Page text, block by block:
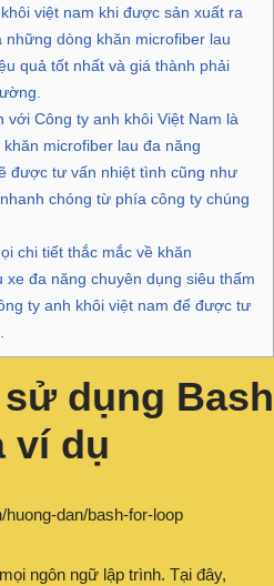
việt nam khi được sản xuất ra
dòng khăn microfiber lau
quả tốt nhất và giá thành phải
với Công ty anh khôi Việt Nam là
microfiber lau đa năng
được tư vấn nhiệt tình cũng như
chóng từ phía công ty chúng
chi tiết thắc mắc về khăn
xe đa năng chuyên dụng siêu thấm
ty anh khôi việt nam để được tư
dụng Bash
ví dụ
dan/bash-for-loop
ngôn ngữ lập trình. Tại đây,